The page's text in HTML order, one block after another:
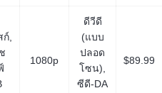
ก์,
1080p
ดีวีดี
(แบบ
ปลอด
โซน),
ซีดี-DA
$89.99